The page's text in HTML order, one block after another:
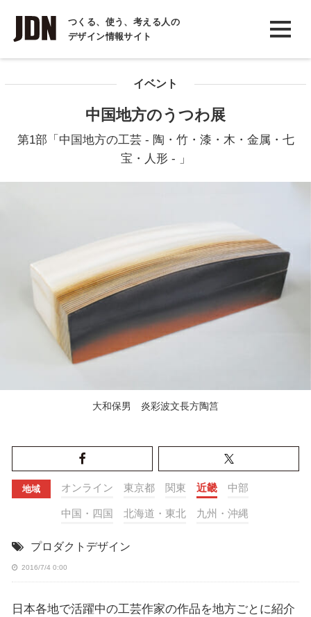
つくる、使う、考える人の
デザイン情報サイト
INTERVIEW
インタビュー
COLUMN
イベント
中国地方のうつわ展
第1部「中国地方の工芸 - 陶・竹・漆・木・金属・七
宝・人形 - 」
大和保男 炎彩波文長方陶筥
地域 オンライン 東京都 関東 近畿 中部
中国・四国 北海道・東北 九州・沖縄
プロダクトデザイン
2016/7/4 0:00
日本各地で活躍中の工芸作家の作品を地方ごとに紹介